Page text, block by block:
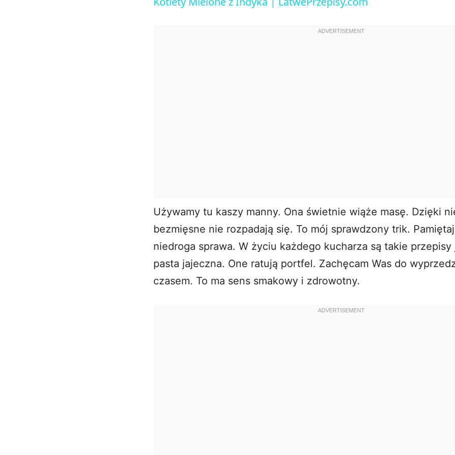
V
Używamy tu kaszy manny. Ona świetnie wiąże masę. Dzięki
bezmięsne nie rozpadają się. To mój sprawdzony trik.
niedroga sprawa. W życiu każdego kucharza są takie przepisy
pasta jajeczna. One ratują portfel. Zachęcam Was do
czasem. To ma sens smakowy i zdrowotny.